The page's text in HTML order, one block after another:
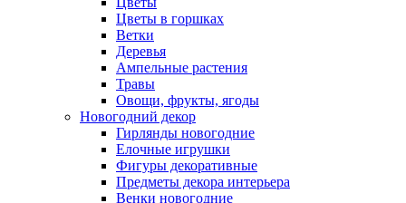
Цветы в горшках
Ветки
Деревья
Ампельные растения
Травы
Овощи, фрукты, ягоды
Новогодний декор
Гирлянды новогодние
Елочные игрушки
Фигуры декоративные
Предметы декора интерьера
Венки новогодние